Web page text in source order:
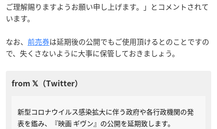
ご理解賜りますようお願い申し上げます。」とコメントされて
います。
なお、 前売券は延期後の公開でもご使用頂けるとのことですの
で、失くさないように大事に保管しておきましょう。
新型コロナウイルス感染拡大に伴う政府や各行政機関の発
表を鑑み、『映画 ギヴン』の公開を延期致します。